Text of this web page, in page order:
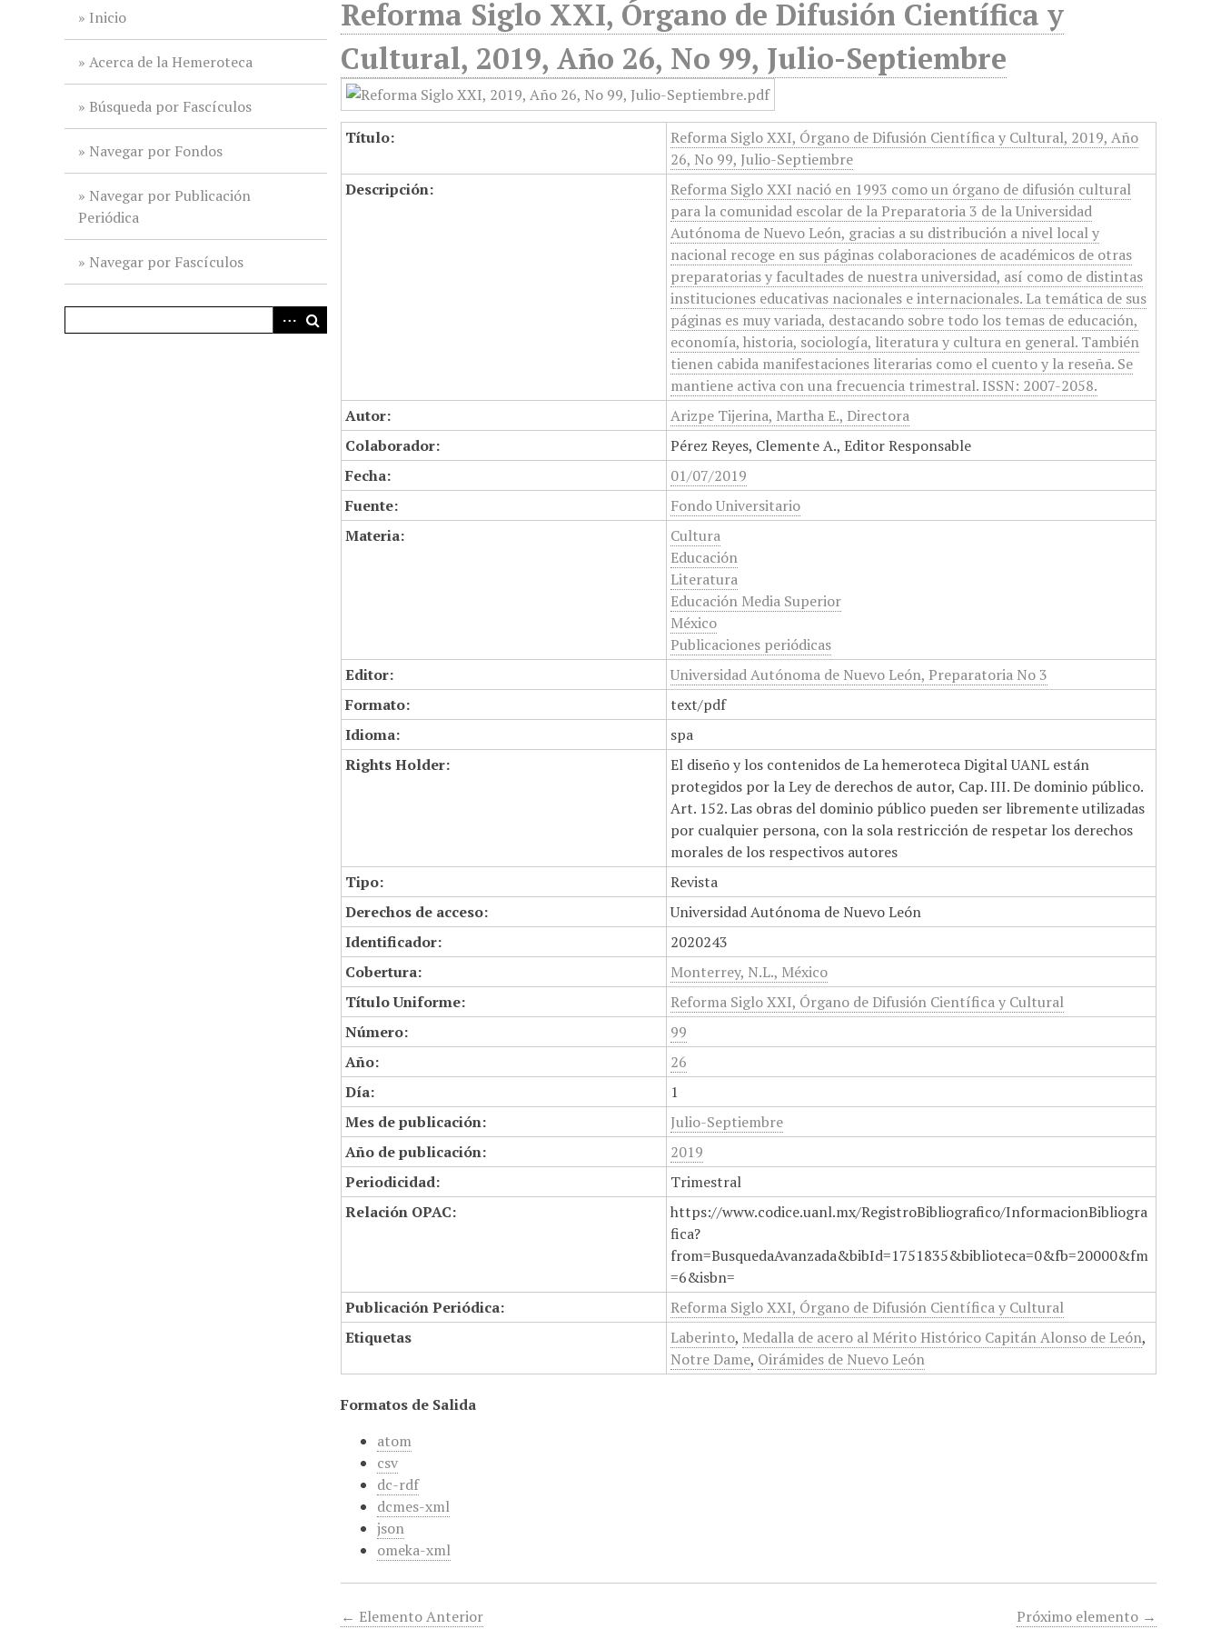
Inicio
Acerca de la Hemeroteca
Búsqueda por Fascículos
Navegar por Fondos
Navegar por Publicación
Periódica
Navegar por Fascículos
Reforma Siglo XXI, Órgano de Difusión Científica y
Cultural, 2019, Año 26, No 99, Julio-Septiembre
Título:
Reforma Siglo XXI, Órgano de Difusión Científica y Cultural, 2019, Año
26, No 99, Julio-Septiembre
Descripción:
Reforma Siglo XXI nació en 1993 como un órgano de difusión cultural
para la comunidad escolar de la Preparatoria 3 de la Universidad
Autónoma de Nuevo León, gracias a su distribución a nivel local y
nacional recoge en sus páginas colaboraciones de académicos de otras
preparatorias y facultades de nuestra universidad, así como de distintas
instituciones educativas nacionales e internacionales. La temática de sus
páginas es muy variada, destacando sobre todo los temas de educación,
economía, historia, sociología, literatura y cultura en general. También
tienen cabida manifestaciones literarias como el cuento y la reseña. Se
mantiene activa con una frecuencia trimestral. ISSN: 2007-2058.
Autor:
Arizpe Tijerina, Martha E., Directora
Colaborador:
Pérez Reyes, Clemente A., Editor Responsable
Fecha:
01/07/2019
Fuente:
Fondo Universitario
Materia:
Cultura
Educación
Literatura
Educación Media Superior
México
Publicaciones periódicas
Editor:
Universidad Autónoma de Nuevo León, Preparatoria No 3
Formato:
text/pdf
Idioma:
spa
Rights Holder:
El diseño y los contenidos de La hemeroteca Digital UANL están
protegidos por la Ley de derechos de autor, Cap. III. De dominio público.
Art. 152. Las obras del dominio público pueden ser libremente utilizadas
por cualquier persona, con la sola restricción de respetar los derechos
morales de los respectivos autores
Tipo:
Revista
Derechos de acceso:
Universidad Autónoma de Nuevo León
Identificador:
2020243
Cobertura:
Monterrey, N.L., México
Título Uniforme:
Reforma Siglo XXI, Órgano de Difusión Científica y Cultural
Número:
99
Año:
26
Día:
1
Mes de publicación:
Julio-Septiembre
Año de publicación:
2019
Periodicidad:
Trimestral
Relación OPAC:
https://www.codice.uanl.mx/RegistroBibliografico/InformacionBibliogra
fica?
from=BusquedaAvanzada&bibId=1751835&biblioteca=0&fb=20000&fm
=6&isbn=
Publicación Periódica:
Reforma Siglo XXI, Órgano de Difusión Científica y Cultural
Etiquetas
Laberinto, Medalla de acero al Mérito Histórico Capitán Alonso de León,
Notre Dame, Oirámides de Nuevo León
Formatos de Salida
atom
csv
dc-rdf
dcmes-xml
json
omeka-xml
← Elemento Anterior Próximo elemento →